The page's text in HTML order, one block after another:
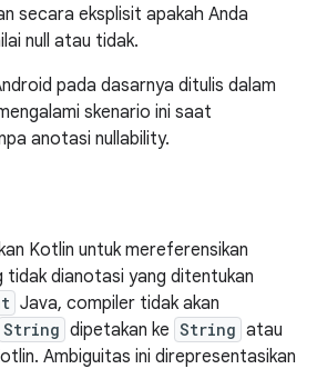
secara eksplisit apakah Anda
null atau tidak.
pada dasarnya ditulis dalam
skenario ini saat
anotasi nullability.
Kotlin untuk mereferensikan
tidak dianotasi yang ditentukan
Java, compiler tidak akan
String dipetakan ke String atau
Ambiguitas ini direpresentasikan